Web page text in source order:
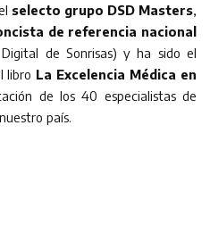
selecto grupo DSD Masters,
de referencia nacional
de Sonrisas) y ha sido el
libro La Excelencia Médica en
de los 40 especialistas de
país.